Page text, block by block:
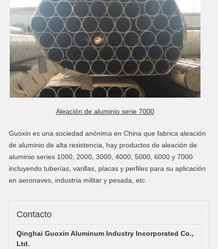
Aleación de aluminio serie 7000
Guoxin es una sociedad anónima en China que fabrica aleación
de aluminio de alta resistencia, hay productos de aleación de
aluminio series 1000, 2000, 3000, 4000, 5000, 6000 y 7000
incluyendo tuberías, varillas, placas y perfiles para su aplicación
en aeronaves, industria militar y pesada, etc.
Contacto
Qinghai Guoxin Aluminum Industry Incorporated Co.,
Ltd.